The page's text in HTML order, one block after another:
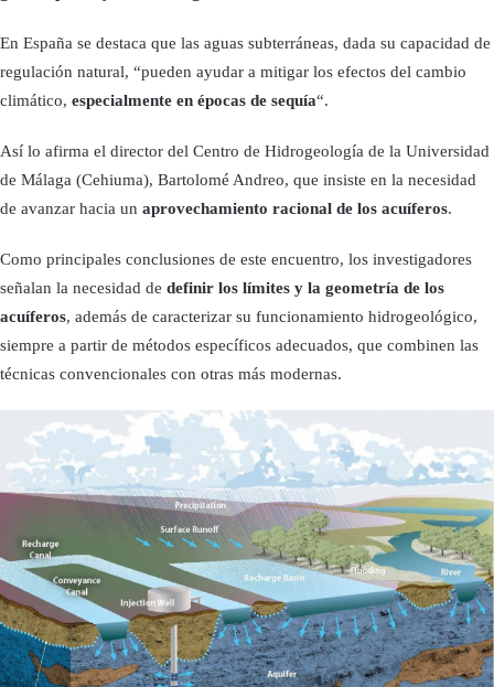
En España se destaca que las aguas subterráneas, dada su capacidad de
regulación natural, “pueden ayudar a mitigar los efectos del cambio
climático, especialmente en épocas de sequía“.
Así lo afirma el director del Centro de Hidrogeología de la Universidad
de Málaga (Cehiuma), Bartolomé Andreo, que insiste en la necesidad
de avanzar hacia un aprovechamiento racional de los acuíferos.
Como principales conclusiones de este encuentro, los investigadores
señalan la necesidad de definir los límites y la geometría de los
acuíferos, además de caracterizar su funcionamiento hidrogeológico,
siempre a partir de métodos específicos adecuados, que combinen las
técnicas convencionales con otras más modernas.